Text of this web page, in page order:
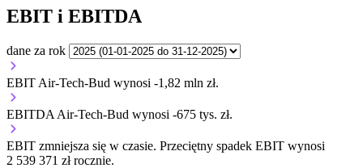
EBIT i EBITDA
dane za rok
EBIT Air-Tech-Bud wynosi -1,82 mln zł.
EBITDA Air-Tech-Bud wynosi -675 tys. zł.
EBIT zmniejsza się w czasie. Przeciętny spadek EBIT wynosi
2 539 371 zł rocznie.